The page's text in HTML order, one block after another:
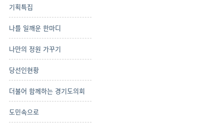
기획특집
나를 일깨운 한마디
나만의 정원 가꾸기
당선인현황
더불어 함께하는 경기도의회
도민속으로